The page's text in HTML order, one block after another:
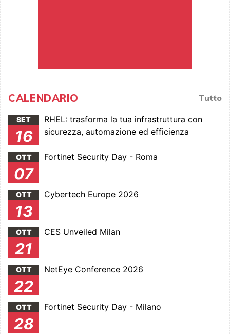
CALENDARIO Tutto
SET
16
RHEL: trasforma la tua infrastruttura con
sicurezza, automazione ed efficienza
OTT
07
Fortinet Security Day - Roma
OTT
13
Cybertech Europe 2026
OTT
21
CES Unveiled Milan
OTT
22
NetEye Conference 2026
OTT
28
Fortinet Security Day - Milano